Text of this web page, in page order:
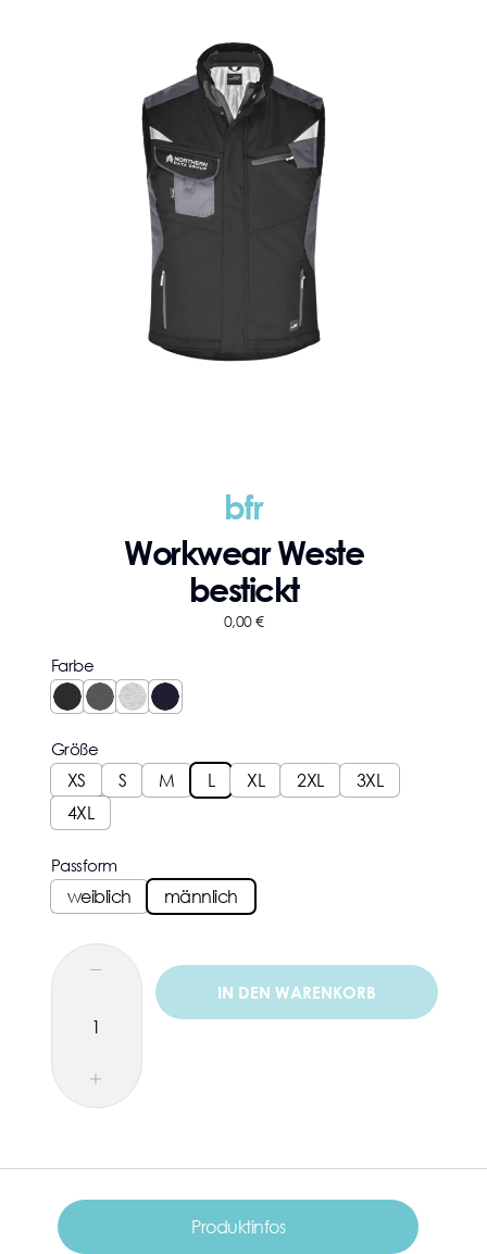
bfr
Workwear Weste
bestickt
0,00€
Farbe
Größe
XS S M L XL 2XL
3XL
4XL
Passform
weiblich männlich
IN DEN WARENKORB
Produktinfos